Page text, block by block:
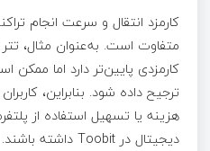
کارمزد انتقال و سرعت انجام
ترجیح داده شود. بنابراین،
هزینه یا تسهیل استفاده از
دیجیتال در Toobit داشته باشند.